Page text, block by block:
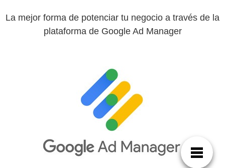
La mejor forma de potenciar tu negocio a través de la
plataforma de Google Ad Manager